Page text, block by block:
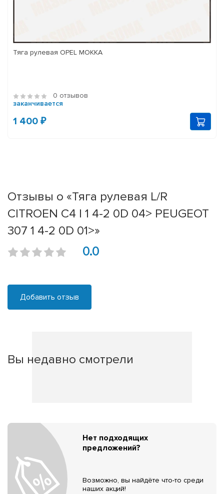
Тяга рулевая OPEL MOKKA
0 отзывов
заканчивается
1 400 ₽
Отзывы о «Тяга рулевая L/R
CITROEN C4 I 1 4-2 0D 04> PEUGEOT
307 1 4-2 0D 01>»
0.0
Добавить отзыв
Вы недавно смотрели
Нет подходящих
предложений?
Возможно, вы найдёте что-то среди
наших акций!